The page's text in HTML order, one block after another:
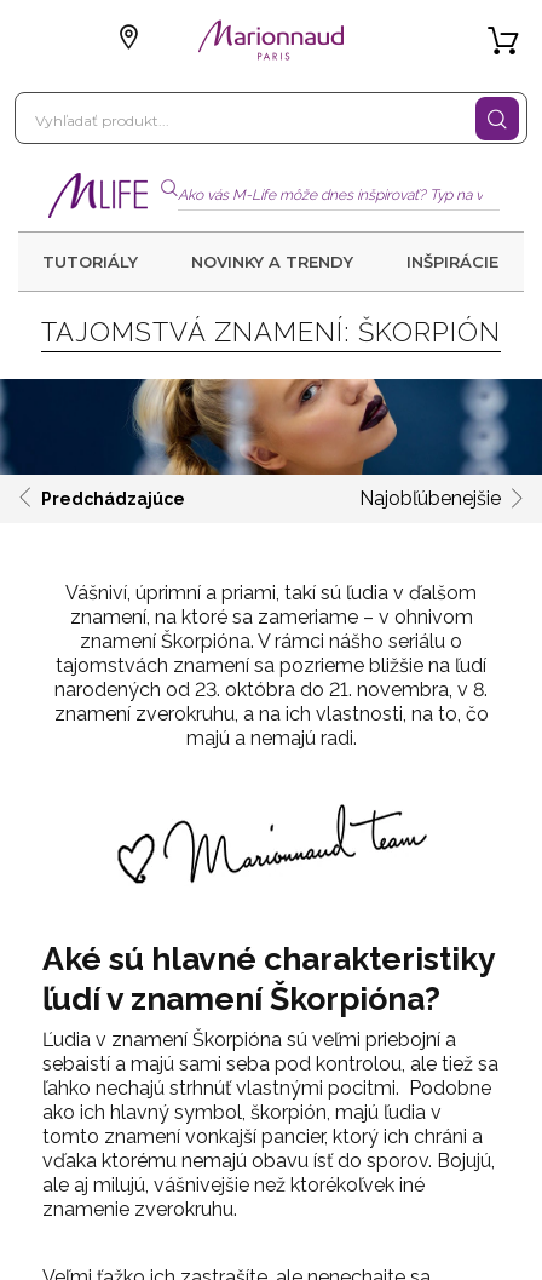
TUTORIÁLY NOVINKY A TRENDY INŠPIRÁCIE
TAJOMSTVÁ ZNAMENÍ: ŠKORPIÓN
Predchádzajúce Najobľúbenejšie
Vášniví, úprimní a priami, takí sú ľudia v ďalšom
znamení, na ktoré sa zameriame – v ohnivom
znamení Škorpióna. V rámci nášho seriálu o
tajomstvách znamení sa pozrieme bližšie na ľudí
narodených od 23. októbra do 21. novembra, v 8.
znamení zverokruhu, a na ich vlastnosti, na to, čo
majú a nemajú radi.
Aké sú hlavné charakteristiky
ľudí v znamení Škorpióna?
Ľudia v znamení Škorpióna sú veľmi priebojní a
sebaistí a majú sami seba pod kontrolou, ale tiež sa
ľahko nechajú strhnúť vlastnými pocitmi. Podobne
ako ich hlavný symbol, škorpión, majú ľudia v
tomto znamení vonkajší pancier, ktorý ich chráni a
vďaka ktorému nemajú obavu ísť do sporov. Bojujú,
ale aj milujú, vášnivejšie než ktorékoľvek iné
znamenie zverokruhu.